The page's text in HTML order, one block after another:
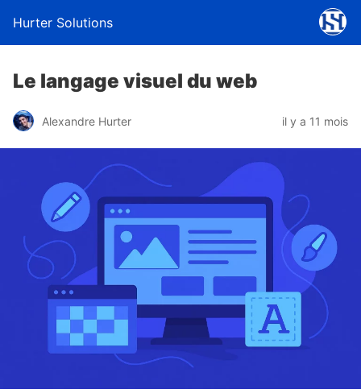
Hurter Solutions
Le langage visuel du web
Alexandre Hurter il y a 11 mois